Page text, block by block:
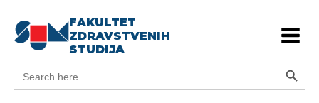
FAKULTET
ZDRAVSTVENIH
STUDIJA
for: